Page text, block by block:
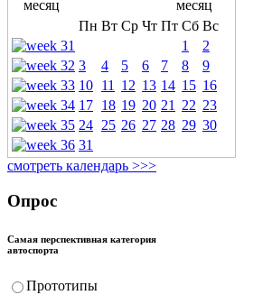
Пн Вт Ср Чт Пт Сб Вс
1
2
3
4 5 6 7 8
9
10 11 12 13 14 15 16
17 18 19 20 21 22 23
24 25 26 27 28 29 30
31
смотреть календарь >>>
Опрос
Самая перспективная категория
автоспорта
Прототипы